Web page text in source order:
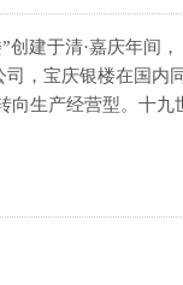
建于清·嘉庆年间，
，宝庆银楼在国内同
向生产经营型。十九